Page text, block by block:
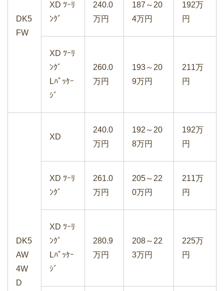
フォルクスワーゲンのティグアンの買取
価格と下取り価格は？
下取り価格を確認
DK5
FW
XD ﾂｰﾘ
ﾝｸﾞ
240.0
万円
187～20
4万円
192万
円
XD ﾂｰﾘ
ﾝｸﾞ
Lﾊﾟｯｹｰ
ｼﾞ
260.0
万円
193～20
9万円
211万
円
DK5
AW
4W
D
XD
240.0
万円
192～20
8万円
192万
円
XD ﾂｰﾘ
ﾝｸﾞ
261.0
万円
205～22
0万円
211万
円
XD ﾂｰﾘ
ﾝｸﾞ
Lﾊﾟｯｹｰ
ｼﾞ
280.9
万円
208～22
3万円
225万
円